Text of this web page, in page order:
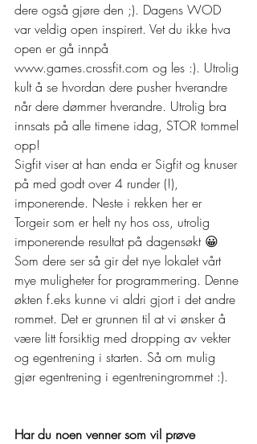
dere også gjøre den ;). Dagens WOD
var veldig open inspirert. Vet du ikke hva
open er gå innpå
www.games.crossfit.com og les :). Utrolig
kult å se hvordan dere pusher hverandre
når dere dømmer hverandre. Utrolig bra
innsats på alle timene idag, STOR tommel
opp!
Sigfit viser at han enda er Sigfit og knuser
på med godt over 4 runder (!),
imponerende. Neste i rekken her er
Torgeir som er helt ny hos oss, utrolig
imponerende resultat på dagensøkt 😀
Som dere ser så gir det nye lokalet vårt
mye muligheter for programmering. Denne
økten f.eks kunne vi aldri gjort i det andre
rommet. Det er grunnen til at vi ønsker å
være litt forsiktig med dropping av vekter
og egentrening i starten. Så om mulig
gjør egentrening i egentreningrommet :).
Har du noen venner som vil prøve